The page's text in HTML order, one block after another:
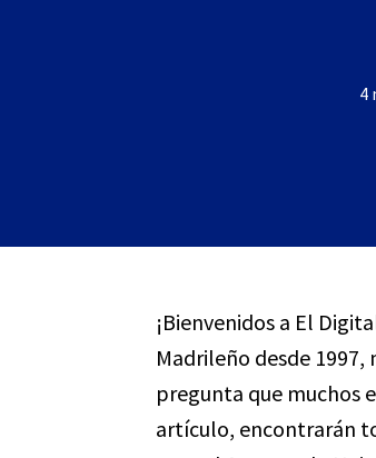
4
¡Bienvenidos a El
Madrileño desde
pregunta que muchos
artículo, encontrarán